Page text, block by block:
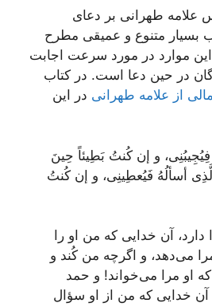
علامه طهرانی بر دعای
بسیار متنوع و عمیقی مطرح
موارد در مورد سرعت اجابت
در حین دعا است. در کتاب
از علامه طهرانی در این
و إن کُنتُ بَطِیئاً حِینَ
أسألُهُ فَیُعطِینِی، و إن کُنتُ
آن خدایی که من او را
می‌دهد، و اگرچه من کُند و
او مرا می‌خواند! و حمد
آن خدایی که من از او سؤال